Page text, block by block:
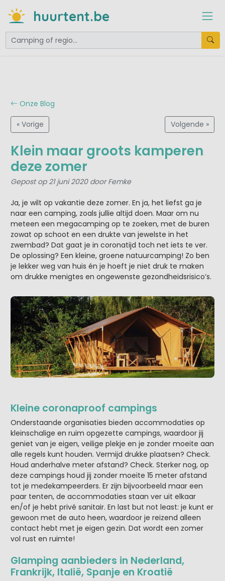
huurtent.be
Onze Blog
« Vorige Volgende »
Klein maar groots kamperen
deze zomer
Gepost op 21 juni 2020 door Femke
Ja, je wilt op vakantie deze zomer. En ja, het liefst ga je
naar een camping, zoals jullie altijd doen. Maar om nu
meteen een megacamping op te zoeken, met de buren
zowat op schoot en een drukte van jewelste in het
zwembad? Dat gaat je in coronatijd toch net iets te ver.
De oplossing? Een kleine, groene natuurcamping! Zo ben
je lekker weg van huis én je hoeft je niet druk te maken
om drukke menigtes en ongewenste gezondheidsrisico’s.
Kleine coronaproof campings
Onderstaande organisaties bieden accommodaties op
kleinschalige en ruim opgezette campings, waardoor jij
geniet van je eigen, veilige plekje en je zonder moeite aan
alle regels kunt houden. Vermijd drukke plaatsen? Check.
Houd anderhalve meter afstand? Check. Sterker nog, op
deze campings houd jij zonder moeite 15 meter afstand
tot je medekampeerders. Er zijn bijvoorbeeld maar een
paar tenten, de accommodaties staan ver uit elkaar
en/of je hebt privé sanitair. En last but not least: je kunt er
gewoon met de auto heen, waardoor je reizend alleen
contact hebt met je eigen gezin. Dat wordt een zomer
vol rust en ruimte!
Glamping aanbieders in Nederland,
Frankrijk, Italië, Spanje en Kroatië